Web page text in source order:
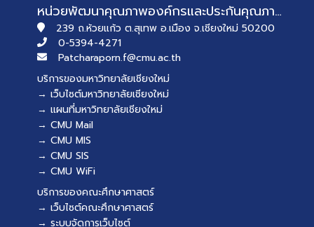
หน่วยพัฒนาคุณภาพองค์กรและประกันคุณภาพการศึกษา
239 ถ.ห้วยแก้ว ต.สุเทพ อ.เมือง จ.เชียงใหม่ 50200
0-5394-4271
Patcharaporn.f@cmu.ac.th
บริการของมหาวิทยาลัยเชียงใหม่
→ เว็บไซต์มหาวิทยาลัยเชียงใหม่
→ แผนที่มหาวิทยาลัยเชียงใหม่
→ CMU Mail
→ CMU MIS
→ CMU SIS
→ CMU WiFi
บริการของคณะศึกษาศาสตร์
→ เว็บไซต์คณะศึกษาศาสตร์
→ ระบบจัดการเว็บไซต์